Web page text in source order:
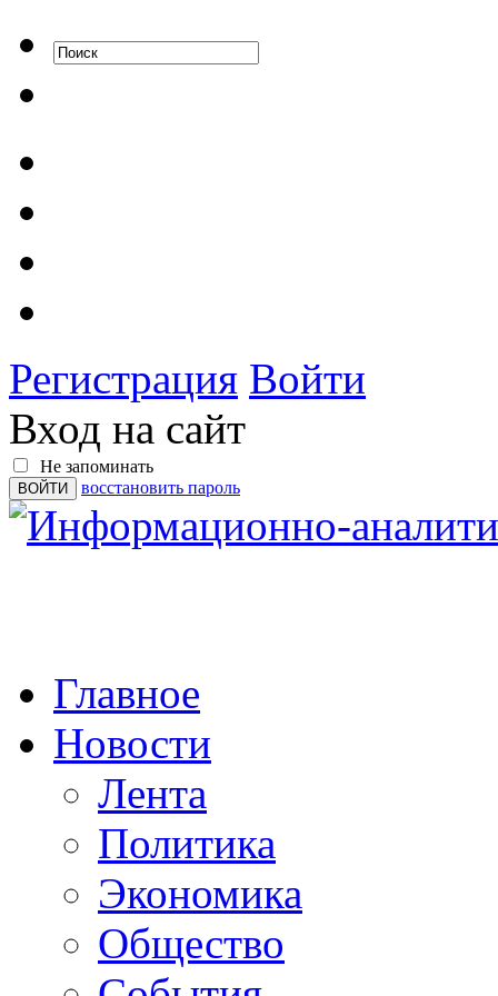
Регистрация Войти
Вход на сайт
Не запоминать
восстановить пароль
Главное
Новости
Лента
Политика
Экономика
Общество